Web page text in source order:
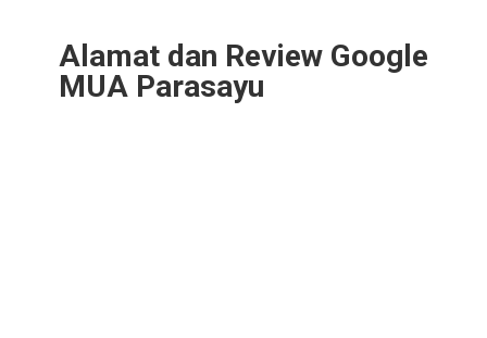
Alamat dan Review Google
MUA Parasayu